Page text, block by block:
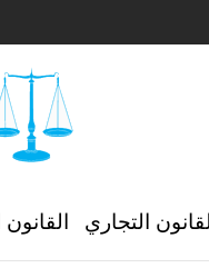
الملك سليمان العالمي للغة
التجاري